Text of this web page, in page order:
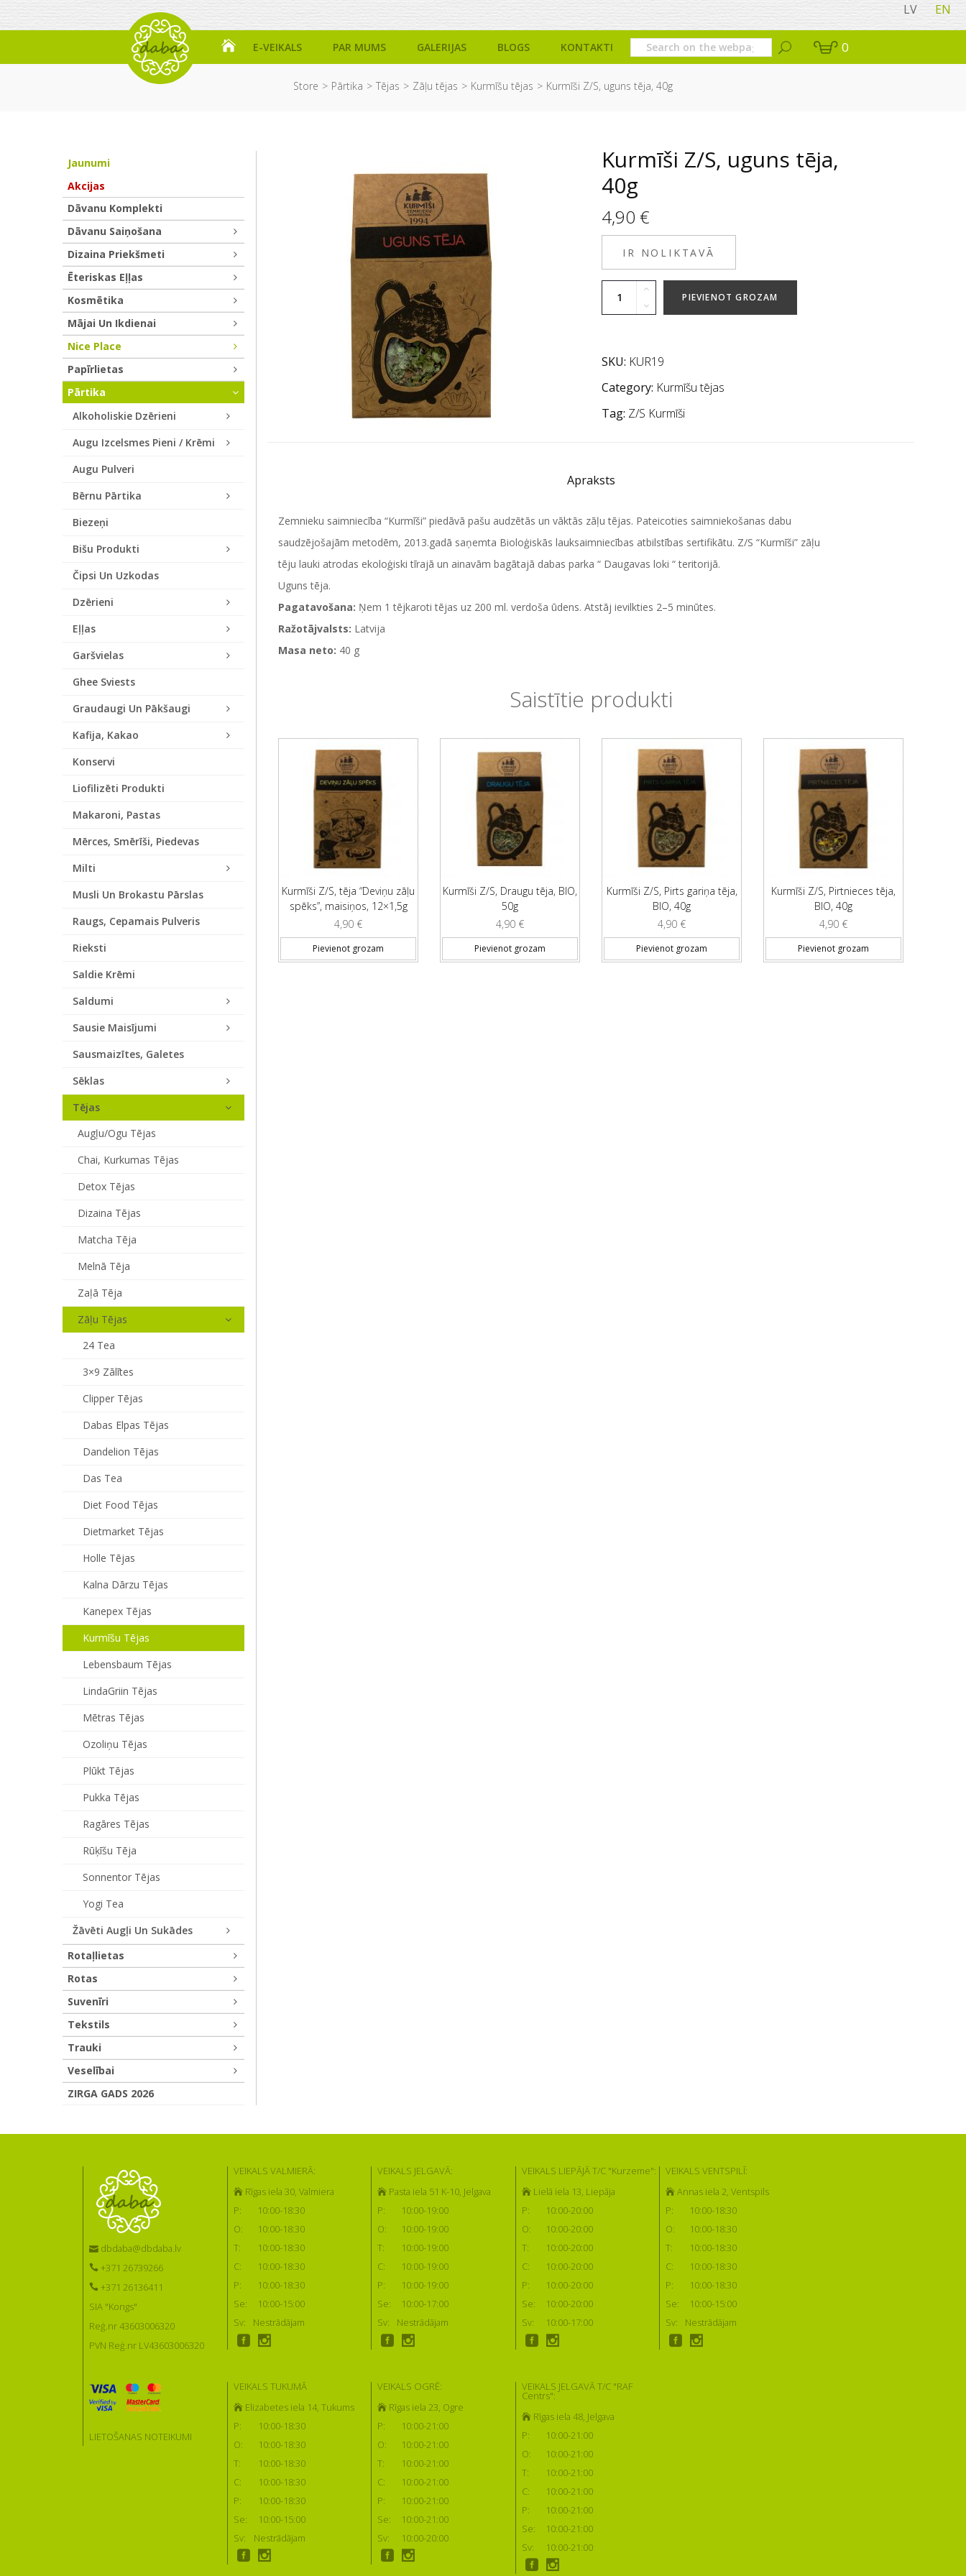
LV EN
E-VEIKALS PAR MUMS GALERIJAS BLOGS KONTAKTI 0
Store Pārtika Tējas Zāļu tējas Kurmīšu tējas Kurmīši Z/S, uguns tēja, 40g
Kurmīši Z/S, uguns tēja,
40g
4,90 €
IR NOLIKTAVĀ
PIEVIENOT GROZAM
SKU: KUR19
Category: Kurmīšu tējas
Tag: Z/S Kurmīši
Apraksts
Zemnieku saimniecība “Kurmīši” piedāvā pašu audzētās un vāktās zāļu tējas. Pateicoties saimniekošanas dabu
saudzējošajām metodēm, 2013.gadā saņemta Bioloģiskās lauksaimniecības atbilstības sertifikātu. Z/S “Kurmīši” zāļu
tēju lauki atrodas ekoloģiski tīrajā un ainavām bagātajā dabas parka “ Daugavas loki “ teritorijā.
Uguns tēja.
Pagatavošana: Ņem 1 tējkaroti tējas uz 200 ml. verdoša ūdens. Atstāj ievilkties 2–5 minūtes.
Ražotājvalsts: Latvija
Masa neto: 40 g
Saistītie produkti
Kurmīši Z/S, tēja “Deviņu zāļu
spēks”, maisiņos, 12×1,5g
4,90 €
Pievienot grozam
Kurmīši Z/S, Draugu tēja, BIO,
50g
4,90 €
Pievienot grozam
Kurmīši Z/S, Pirts gariņa tēja,
BIO, 40g
4,90 €
Pievienot grozam
Kurmīši Z/S, Pirtnieces tēja,
BIO, 40g
4,90 €
Pievienot grozam
Jaunumi
Akcijas
Dāvanu Komplekti
Dāvanu Saiņošana
Dizaina Priekšmeti
Ēteriskas Eļļas
Kosmētika
Mājai Un Ikdienai
Nice Place
Papīrlietas
Pārtika
Alkoholiskie Dzērieni
Augu Izcelsmes Pieni / Krēmi
Augu Pulveri
Bērnu Pārtika
Biezeņi
Bišu Produkti
Čipsi Un Uzkodas
Dzērieni
Eļļas
Garšvielas
Ghee Sviests
Graudaugi Un Pākšaugi
Kafija, Kakao
Konservi
Liofilizēti Produkti
Makaroni, Pastas
Mērces, Smērīši, Piedevas
Milti
Musli Un Brokastu Pārslas
Raugs, Cepamais Pulveris
Rieksti
Saldie Krēmi
Saldumi
Sausie Maisījumi
Sausmaizītes, Galetes
Sēklas
Tējas
Augļu/ogu Tējas
Chai, Kurkumas Tējas
Detox Tējas
Dizaina Tējas
Matcha Tēja
Melnā Tēja
Zaļā Tēja
Zāļu Tējas
24 Tea
3×9 Zālītes
Clipper Tējas
Dabas Elpas Tējas
Dandelion Tējas
Das Tea
Diet Food Tējas
Dietmarket Tējas
Holle Tējas
Kalna Dārzu Tējas
Kanepex Tējas
Kurmīšu Tējas
Lebensbaum Tējas
LindaGriin Tējas
Mētras Tējas
Ozoliņu Tējas
Plūkt Tējas
Pukka Tējas
Ragāres Tējas
Rūķīšu Tēja
Sonnentor Tējas
Yogi Tea
Žāvēti Augļi Un Sukādes
Rotaļlietas
Rotas
Suvenīri
Tekstils
Trauki
Veselībai
ZIRGA GADS 2026
dbdaba@dbdaba.lv
+371 26739266
+371 26136411
SIA "Kongs"
Reģ.nr 43603006320
PVN Reģ.nr LV43603006320
LIETOŠANAS NOTEIKUMI
VEIKALS VALMIERĀ:
Rīgas iela 30, Valmiera
P:
10:00-18:30
O:
10:00-18:30
T:
10:00-18:30
C:
10:00-18:30
P:
10:00-18:30
Se:
10:00-15:00
Sv:
Nestrādājam
VEIKALS JELGAVĀ:
Pasta iela 51 K-10, Jelgava
P:
10:00-19:00
O:
10:00-19:00
T:
10:00-19:00
C:
10:00-19:00
P:
10:00-19:00
Se:
10:00-17:00
Sv:
Nestrādājam
VEIKALS LIEPĀJĀ T/C "Kurzeme":
Lielā iela 13, Liepāja
P:
10:00-20:00
O:
10:00-20:00
T:
10:00-20:00
C:
10:00-20:00
P:
10:00-20:00
Se:
10:00-20:00
Sv:
10:00-17:00
VEIKALS VENTSPILĪ:
Annas iela 2, Ventspils
P:
10:00-18:30
O:
10:00-18:30
T:
10:00-18:30
C:
10:00-18:30
P:
10:00-18:30
Se:
10:00-15:00
Sv:
Nestrādājam
VEIKALS TUKUMĀ
Elizabetes iela 14, Tukums
P:
10:00-18:30
O:
10:00-18:30
T:
10:00-18:30
C:
10:00-18:30
P:
10:00-18:30
Se:
10:00-15:00
Sv:
Nestrādājam
VEIKALS OGRĒ:
Rīgas iela 23, Ogre
P:
10:00-21:00
O:
10:00-21:00
T:
10:00-21:00
C:
10:00-21:00
P:
10:00-21:00
Se:
10:00-21:00
Sv:
10:00-20:00
VEIKALS JELGAVĀ T/C "RAF
Centrs":
Rīgas iela 48, Jelgava
P:
10:00-21:00
O:
10:00-21:00
T:
10:00-21:00
C:
10:00-21:00
P:
10:00-21:00
Se:
10:00-21:00
Sv:
10:00-21:00